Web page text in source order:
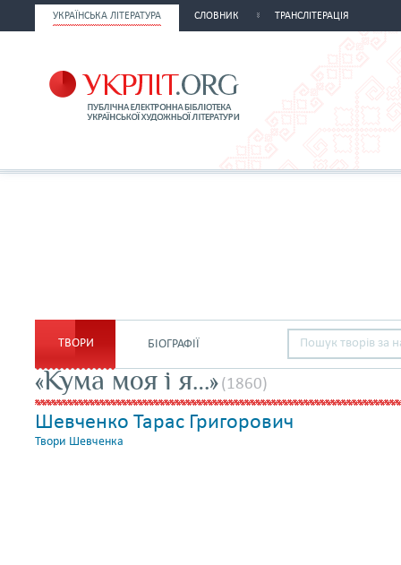
УКРАЇНСЬКА ЛІТЕРАТУРА СЛОВНИК ТРАНСЛІТЕРАЦІЯ
ТВОРИ БІОГРАФІЇ
«Кума моя і я…» (1860)
Шевченко Тарас Григорович
Твори Шевченка